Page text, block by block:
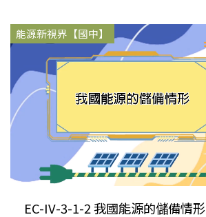
能源新視界【國中】
EC-IV-3-1-2 我國能源的儲備情形